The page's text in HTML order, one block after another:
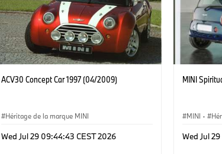
ACV30 Concept Car 1997 (04/2009)
Héritage de la marque MINI
Wed Jul 29 09:44:43 CEST 2026
MINI
MINI ·
Wed Jul